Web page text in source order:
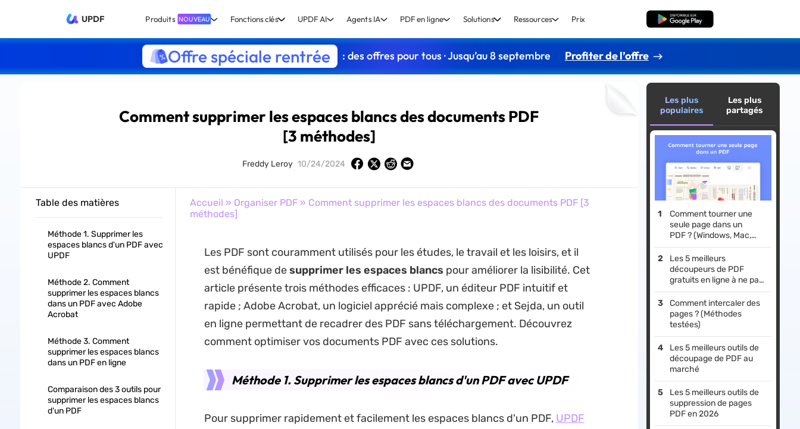
UPDF Produits NOUVEAU Fonctions clés UPDF AI Agents IA PDF en ligne Solutions Ressources Prix TÉLÉCHARGER
Offre spéciale rentrée : des offres pour tous · Jusqu’au 8 septembre Profiter de l’offre
Comment supprimer les espaces blancs des documents PDF
[3 méthodes]
Freddy Leroy 10/24/2024
Table des matières
Méthode 1. Supprimer les
espaces blancs d'un PDF avec
UPDF
Méthode 2. Comment
supprimer les espaces blancs
dans un PDF avec Adobe
Acrobat
Méthode 3. Comment
supprimer les espaces blancs
dans un PDF en ligne
Comparaison des 3 outils pour
supprimer les espaces blancs
d'un PDF
Accueil » Organiser PDF» Comment supprimer les espaces blancs des documents PDF [3
méthodes]
Les PDF sont couramment utilisés pour les études, le travail et les loisirs, et il
est bénéfique desupprimer les espaces blancs pour améliorer la lisibilité. Cet
article présente trois méthodes efficaces : UPDF, un éditeur PDF intuitif et
rapide ; Adobe Acrobat, un logiciel apprécié mais complexe ; et Sejda, un outil
en ligne permettant de recadrer des PDF sans téléchargement. Découvrez
comment optimiser vos documents PDF avec ces solutions.
Méthode 1. Supprimer les espaces blancs d'un PDF avec UPDF
Pour supprimer rapidement et facilement les espaces blancs d'un PDF, UPDF
Les plus
populaires
Les plus
partagés
Comment tourner une
seule page dans un
PDF ? (Windows, Mac,
Android et iOS)
Les 5 meilleurs
découpeurs de PDF
gratuits en ligne à ne pas
manquer
Comment intercaler des
pages ? (Méthodes
testées)
Les 5 meilleurs outils de
découpage de PDF au
marché
Les 5 meilleurs outils de
suppression de pages
PDF en 2026